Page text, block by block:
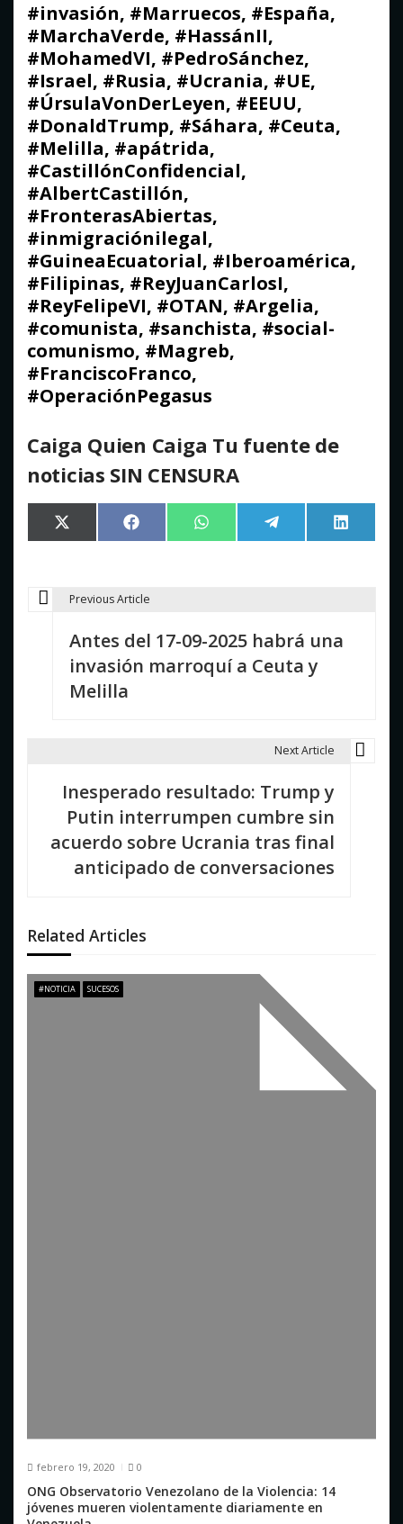
#invasión, #Marruecos, #España,
#MarchaVerde, #HassánII,
#MohamedVI, #PedroSánchez,
#Israel, #Rusia, #Ucrania, #UE,
#ÚrsulaVonDerLeyen, #EEUU,
#DonaldTrump, #Sáhara, #Ceuta,
#Melilla, #apátrida,
#CastillónConfidencial,
#AlbertCastillón,
#FronterasAbiertas,
#inmigraciónilegal,
#GuineaEcuatorial, #Iberoamérica,
#Filipinas, #ReyJuanCarlosI,
#ReyFelipeVI, #OTAN, #Argelia,
#comunista, #sanchista, #social-
comunismo, #Magreb,
#FranciscoFranco,
#OperaciónPegasus
Caiga Quien Caiga Tu fuente de
noticias SIN CENSURA
Compartir
en
X
(Twitter)
Compartir
en
Facebook Compartir
en
WhatsApp Compartir
en
Telegram
en
LinkedIn
N
d
e
e
Previous Article
Antes del 17-09-2025 habrá una
invasión marroquí a Ceuta y
Melilla
Next Article
Inesperado resultado: Trump y
Putin interrumpen cumbre sin
acuerdo sobre Ucrania tras final
anticipado de conversaciones
Related Articles
#NOTICIA SUCESOS
febrero 19, 2020 0
ONG Observatorio Venezolano de la Violencia: 14
jóvenes mueren violentamente diariamente en